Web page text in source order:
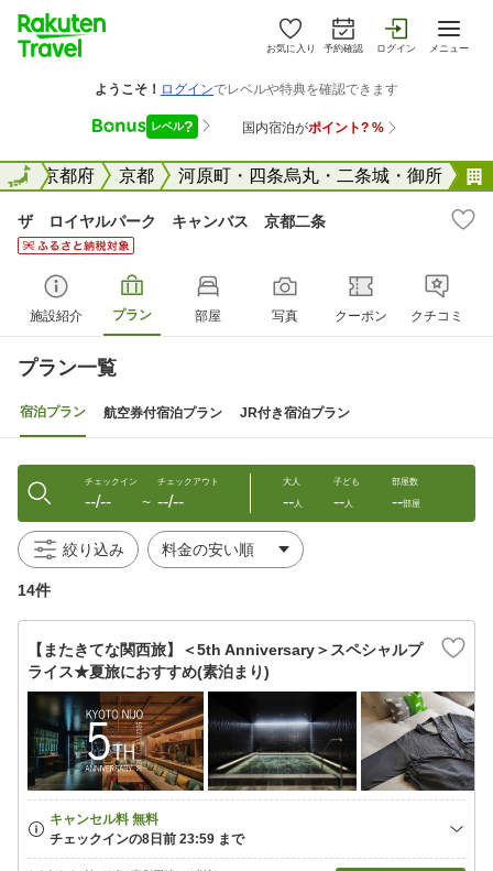
お気に入り 予約確認 ログイン メニュー
全国京都府 京都 河原町・四条烏丸・二条城・御所
全国
ザ ロイヤルパーク キャンバス 京都二条
施設紹介 プラン 部屋 写真 クーポン クチコミ
プラン一覧
宿泊プラン 航空券付宿泊プラン JR付き宿泊プラン
チェックイン
--/-- 〜
チェックアウト
--/--
大人
--人
子ども
--人
部屋数
--部屋
絞り込み
14件
【またきてな関西旅】＜5th Anniversary＞スペシャルプ
ライス★夏旅におすすめ(素泊まり)